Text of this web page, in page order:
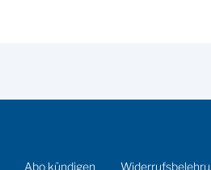
Abo kündigen